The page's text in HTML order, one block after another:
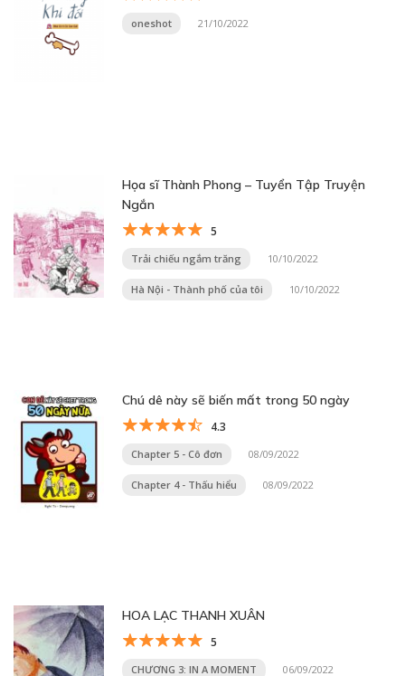
oneshot 21/10/2022
Họa sĩ Thành Phong – Tuyển Tập Truyện
Ngắn
5
Trải chiếu ngắm trăng 10/10/2022
Hà Nội - Thành phố của tôi 10/10/2022
Chú dê này sẽ biến mất trong 50 ngày
4.3
Chapter 5 - Cô đơn 08/09/2022
Chapter 4 - Thấu hiểu 08/09/2022
HOA LẠC THANH XUÂN
5
CHƯƠNG 3: IN A MOMENT 06/09/2022